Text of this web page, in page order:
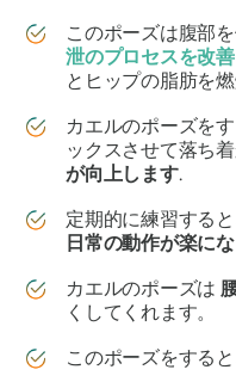
このポーズは腹部
泄のプロセスを改
とヒップの脂肪を
カエルのポーズをす
ックスさせて落ち
が向上します.
定期的に練習する
日常の動作が楽に
カエルのポーズは
くしてくれます。
このポーズをする